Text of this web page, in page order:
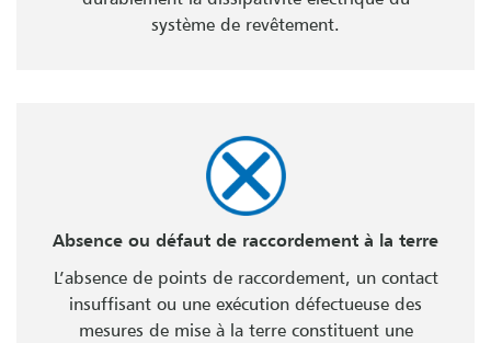
système de revêtement.
Absence ou défaut de raccordement à la terre
L’absence de points de raccordement, un contact
insuffisant ou une exécution défectueuse des
mesures de mise à la terre constituent une